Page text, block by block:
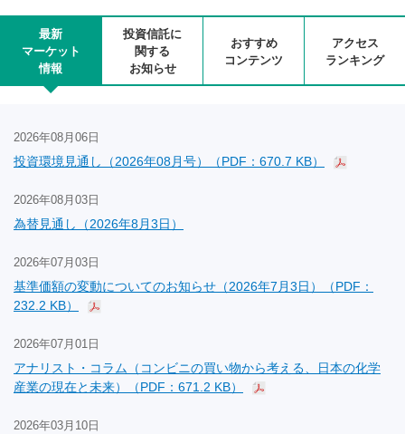
最新
マーケット
情報
投資信託に
関する
お知らせ
おすすめ
コンテンツ
アクセス
ランキング
2026年08月06日
投資環境見通し（2026年08月号）（PDF：670.7 KB）
2026年08月03日
為替見通し（2026年8月3日）
2026年07月03日
基準価額の変動についてのお知らせ（2026年7月3日）（PDF：
232.2 KB）
2026年07月01日
アナリスト・コラム（コンビニの買い物から考える、日本の化学
産業の現在と未来）（PDF：671.2 KB）
2026年03月10日